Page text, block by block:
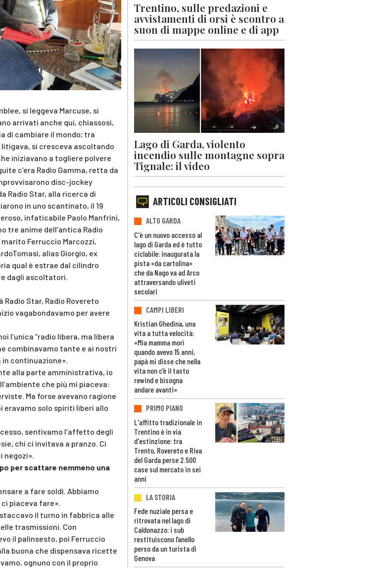
si leggeva Marcuse, si
arrivati anche qui, chiassosi,
di cambiare il mondo; tra
si cresceva ascoltando
iniziavano a togliere polvere
c’era Radio Gamma, retta da
disc-jockey
Radio Star, alla ricerca di
in uno scantinato, il 19
infaticabile Paolo Manfrini,
tre anime dell’antica Radio
Ferruccio Marcozzi,
alias Giorgio, ex
qual è estrae dal cilindro
dagli ascoltatori.
Radio Star, Radio Rovereto
vagabondavamo per avere
l’unica “radio libera, ma libera
combinavamo tante e ai nostri
continuazione».
alla parte amministrativa, io
che più mi piaceva:
Ma forse avevano ragione
eravamo solo spiriti liberi allo
sentivamo l’affetto degli
chi ci invitava a pranzo. Ci
negozi».
per scattare nemmeno una
a fare soldi. Abbiamo
piaceva fare».
il turno in fabbrica alle
trasmissioni. Con
il palinsesto, poi Ferruccio
buona che dispensava ricette
ognuno con il proprio
Trentino, sulle predazioni e
avvistamenti di orsi è scontro a
suon di mappe online e di app
Lago di Garda, violento
incendio sulle montagne sopra
Tignale: il video
ARTICOLI CONSIGLIATI
ALTO GARDA
C'è un nuovo accesso al
lago di Garda ed è tutto
ciclabile: inaugurata la
pista «da cartolina»
che da Nago va ad Arco
attraversando uliveti
secolari
CAMPI LIBERI
Kristian Ghedina, una
vita a tutta velocità:
«Mia mamma morì
quando avevo 15 anni,
papà mi disse che nella
vita non c’è il tasto
rewind e bisogna
andare avanti»
PRIMO PIANO
L'affitto tradizionale in
Trentino è in via
d'estinzione: tra
Trento, Rovereto e Riva
del Garda perse 2.500
case sul mercato in sei
anni
LA STORIA
Fede nuziale persa e
ritrovata nel lago di
Caldonazzo: i sub
restituiscono l’anello
perso da un turista di
Genova